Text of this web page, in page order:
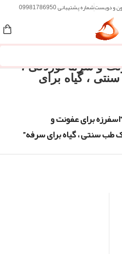
و دویستشماره پشتیبانی 09981786950
و سرماخوردگی ،
، گیاه برای
برای عفونت و
سنتی ، گیاه برای سرفه”